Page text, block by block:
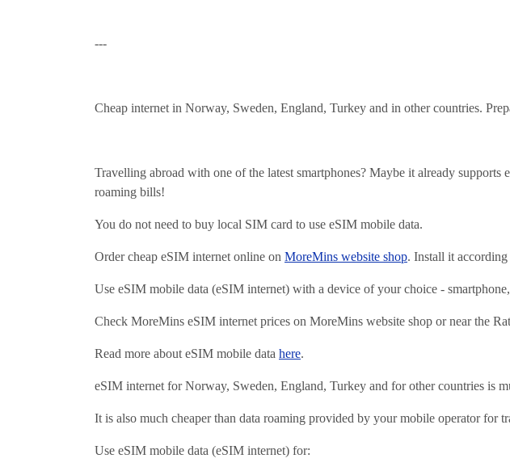
---
Cheap internet in Norway, Sweden, England, Turkey and in other countries.
Travelling abroad with one of the latest smartphones? Maybe it already
roaming bills!
You do not need to buy local SIM card to use eSIM mobile data.
Order cheap eSIM internet online on MoreMins website shop. Install it
Use eSIM mobile data (eSIM internet) with a device of your choice -
Check MoreMins eSIM internet prices on MoreMins website shop or near the
Read more about eSIM mobile data here.
eSIM internet for Norway, Sweden, England, Turkey and for other countries is
It is also much cheaper than data roaming provided by your mobile operator for
Use eSIM mobile data (eSIM internet) for: